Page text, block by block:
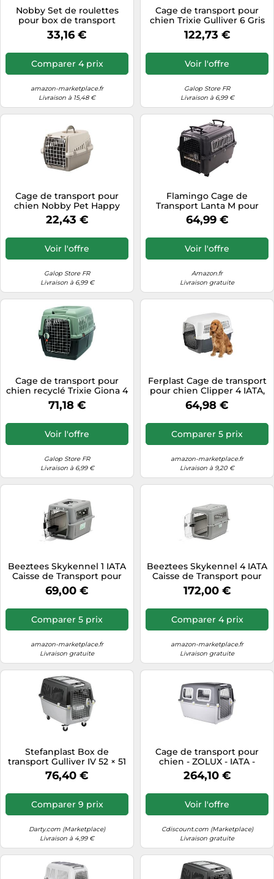
Nobby Set de roulettes
pour box de transport
chien Trixie Skudo 4-7 - 4
pièces
33,16 €
Comparer 4 prix
amazon-marketplace.fr
Livraison à 15,48 €
Cage de transport pour
chien Trixie Gulliver 6 Gris
64x64x92 cm
122,73 €
Voir l'offre
Galop Store FR
Livraison à 6,99 €
Cage de transport pour
chien Nobby Pet Happy
Planet Trotter 1 Gris
49x33x30 cm
22,43 €
Voir l'offre
Galop Store FR
Livraison à 6,99 €
Flamingo Cage de
Transport Lanta M pour
Chien - qualité superieur -
51x71x48CM - 2 poignées
pour Un déplacement aisé
- inclut Une gamelle
Amovible et Un Abreuvoir
64,99 €
Voir l'offre
Amazon.fr
Livraison gratuite
Cage de transport pour
chien recyclé Trixie Giona 4
Gris 50x51x70 cm
71,18 €
Voir l'offre
Galop Store FR
Livraison à 6,99 €
Ferplast Cage de transport
pour chien Clipper 4 IATA,
moyenne, max 20 kg,
71x50x51 cm porte acier
64,98 €
Comparer 5 prix
amazon-marketplace.fr
Livraison à 9,20 €
Beeztees Skykennel 1 IATA
Caisse de Transport pour
Chien de 7 kg Gris
69,00 €
Comparer 5 prix
amazon-marketplace.fr
Livraison gratuite
Beeztees Skykennel 4 IATA
Caisse de Transport pour
Chien de 22,5-32 kg Gris
172,00 €
Comparer 4 prix
amazon-marketplace.fr
Livraison gratuite
Stefanplast Box de
transport Gulliver IV 52 × 51
× 72 cm
76,40 €
Comparer 9 prix
Darty.com (Marketplace)
Livraison à 4,99 €
Cage de transport pour
chien - ZOLUX - IATA -
Grand modèle - 35-40kg -
Vert
264,10 €
Voir l'offre
Cdiscount.com (Marketplace)
Livraison gratuite